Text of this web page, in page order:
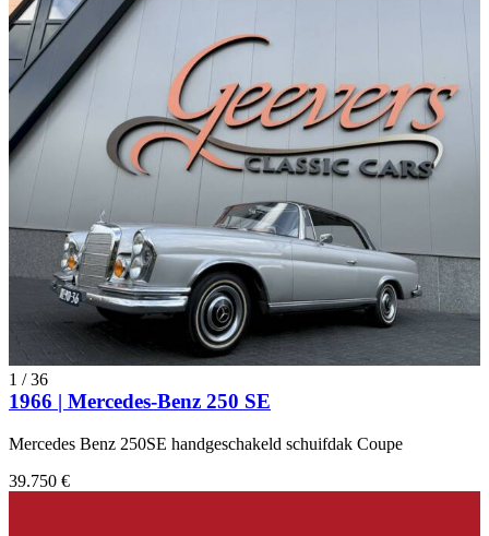
1 /36
1966 | Mercedes-Benz 250 SE
Mercedes Benz 250SE handgeschakeld schuifdak Coupe
39.750 €